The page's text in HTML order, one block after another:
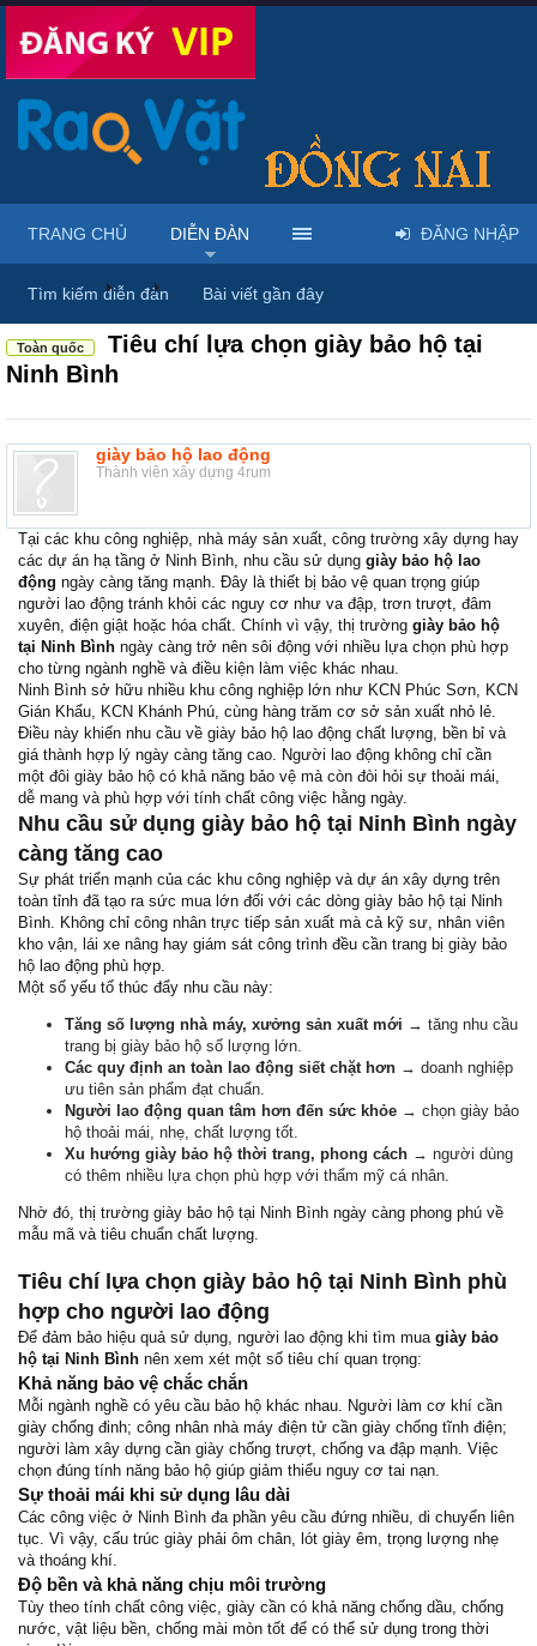
Diễn đàn ... Rao vặt tổng hợp - Uy tín - Miễn phí
Toàn quốc
Tiêu chí lựa chọn giày bảo hộ tại
Ninh Bình
giày bảo hộ lao động
Thành viên xây dựng 4rum
Tại các khu công nghiệp, nhà máy sản xuất, công trường xây dựng hay
các dự án hạ tầng ở Ninh Bình, nhu cầu sử dụng giày bảo hộ lao
động ngày càng tăng mạnh. Đây là thiết bị bảo vệ quan trọng giúp
người lao động tránh khỏi các nguy cơ như va đập, trơn trượt, đâm
xuyên, điện giật hoặc hóa chất. Chính vì vậy, thị trường giày bảo hộ
tại Ninh Bình ngày càng trở nên sôi động với nhiều lựa chọn phù hợp
cho từng ngành nghề và điều kiện làm việc khác nhau.
Ninh Bình sở hữu nhiều khu công nghiệp lớn như KCN Phúc Sơn, KCN
Gián Khẩu, KCN Khánh Phú, cùng hàng trăm cơ sở sản xuất nhỏ lẻ.
Điều này khiến nhu cầu về giày bảo hộ lao động chất lượng, bền bỉ và
giá thành hợp lý ngày càng tăng cao. Người lao động không chỉ cần
một đôi giày bảo hộ có khả năng bảo vệ mà còn đòi hỏi sự thoải mái,
dễ mang và phù hợp với tính chất công việc hằng ngày.
Nhu cầu sử dụng giày bảo hộ tại Ninh Bình ngày
càng tăng cao
Sự phát triển mạnh của các khu công nghiệp và dự án xây dựng trên
toàn tỉnh đã tạo ra sức mua lớn đối với các dòng giày bảo hộ tại Ninh
Bình. Không chỉ công nhân trực tiếp sản xuất mà cả kỹ sư, nhân viên
kho vận, lái xe nâng hay giám sát công trình đều cần trang bị giày bảo
hộ lao động phù hợp.
Một số yếu tố thúc đẩy nhu cầu này:
Tăng số lượng nhà máy, xưởng sản xuất mới → tăng nhu cầu
trang bị giày bảo hộ số lượng lớn.
Các quy định an toàn lao động siết chặt hơn → doanh nghiệp
ưu tiên sản phẩm đạt chuẩn.
Người lao động quan tâm hơn đến sức khỏe → chọn giày bảo
hộ thoải mái, nhẹ, chất lượng tốt.
Xu hướng giày bảo hộ thời trang, phong cách → người dùng
có thêm nhiều lựa chọn phù hợp với thẩm mỹ cá nhân.
Nhờ đó, thị trường giày bảo hộ tại Ninh Bình ngày càng phong phú về
mẫu mã và tiêu chuẩn chất lượng.
Tiêu chí lựa chọn giày bảo hộ tại Ninh Bình phù
hợp cho người lao động
Để đảm bảo hiệu quả sử dụng, người lao động khi tìm mua giày bảo
hộ tại Ninh Bình nên xem xét một số tiêu chí quan trọng:
Khả năng bảo vệ chắc chắn
Mỗi ngành nghề có yêu cầu bảo hộ khác nhau. Người làm cơ khí cần
giày chống đinh; công nhân nhà máy điện tử cần giày chống tĩnh điện;
người làm xây dựng cần giày chống trượt, chống va đập mạnh. Việc
chọn đúng tính năng bảo hộ giúp giảm thiểu nguy cơ tai nạn.
Sự thoải mái khi sử dụng lâu dài
Các công việc ở Ninh Bình đa phần yêu cầu đứng nhiều, di chuyển liên
tục. Vì vậy, cấu trúc giày phải ôm chân, lót giày êm, trọng lượng nhẹ
và thoáng khí.
Độ bền và khả năng chịu môi trường
Tùy theo tính chất công việc, giày cần có khả năng chống dầu, chống
nước, vật liệu bền, chống mài mòn tốt để có thể sử dụng trong thời
TRANG CHỦ DIỄN ĐÀN
Tìm kiếm diễn đàn Bài viết gần đây
ĐĂNG NHẬP